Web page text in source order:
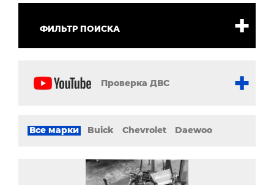
ФИЛЬТР ПОИСКА
Проверка ДВС
Все марки Buick Chevrolet Daewoo